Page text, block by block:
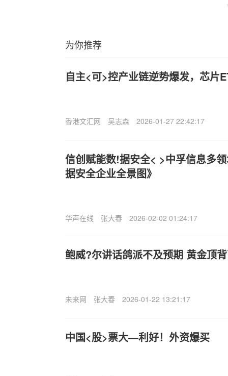
为你推荐
自主<可>控产业链逆势爆发，芯片
香港文汇网 吴志森 2026-01-27 22:42:17
信创赋能数!据安全< >中孚信息多
据安全企业全景图》
华声在线 张大春 2026-02-02 01:24:17
鲍威?尔讲话鸽派不及预期 黄金顶
未来网 张大春 2026-01-22 13:21:17
中国<股>票大—利好！外资爆买